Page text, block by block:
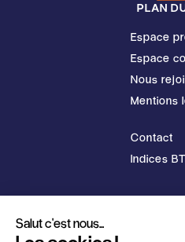
PLAN
Espace
Espace
Nous
Mentions
Contact
Indices
Salut c'est nous...